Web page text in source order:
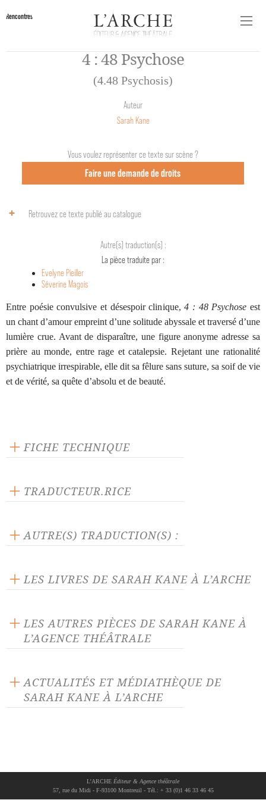
Rencontres
4 : 48 Psychose
(4.48 Psychosis)
Auteur
Sarah Kane
Vous voulez représenter ce texte sur scène ?
Faire une demande de droits
Retrouvez ce texte publié au catalogue
Autre(s) traduction(s) :
La pièce traduite par :
Evelyne Pieiller
Séverine Magois
Entre poésie convulsive et désespoir clinique,4 : 48 Psychose est
un chant d’amour empreint d’une solitude abyssale et traversé d’une
lumière crue. Avant de disparaître, une figure anonyme adresse sa
prière au monde, entre rage et catalepsie. Rejetant une rationalité
psychiatrique irrespirable, elle dit sa fêlure sans suture, sa soif de vie
et de vérité, sa quête d’absolu et de beauté.
FICHE TECHNIQUE
Langue source : anglais
Distribution ouverte
TRADUCTEUR.RICE
AUTRE(S) TRADUCTION(S) :
Séverine Magois
LES LIVRES DE SARAH KANE À L’ARCHE
LES AUTRES PIÈCES DE SARAH KANE À
L’AGENCE THÉÂTRALE
L'Amour de Phèdre Manque
ACTUALITÉS ET MÉDIATHÈQUE DE
SARAH KANE À L’ARCHE
parution le 5 septembre 2025
L’ARCHE Éditeur & Agence théâtrale
57, rue du Midi - F-93100 Montreuil - Tél.: + 33 (0)1 46 33 46 45